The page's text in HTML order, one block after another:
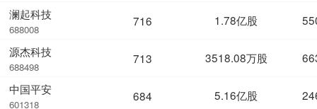
澜起科技
688008
源杰科技
688498
中国平安
601318
716 1.78亿股
713 3518.08万股
684 5.16亿股